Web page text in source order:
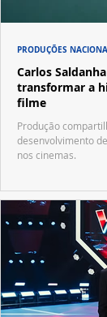
Carlos
transformar a
filme
Produção
desenvolvimento
nos cinemas.
PRODUÇÕES